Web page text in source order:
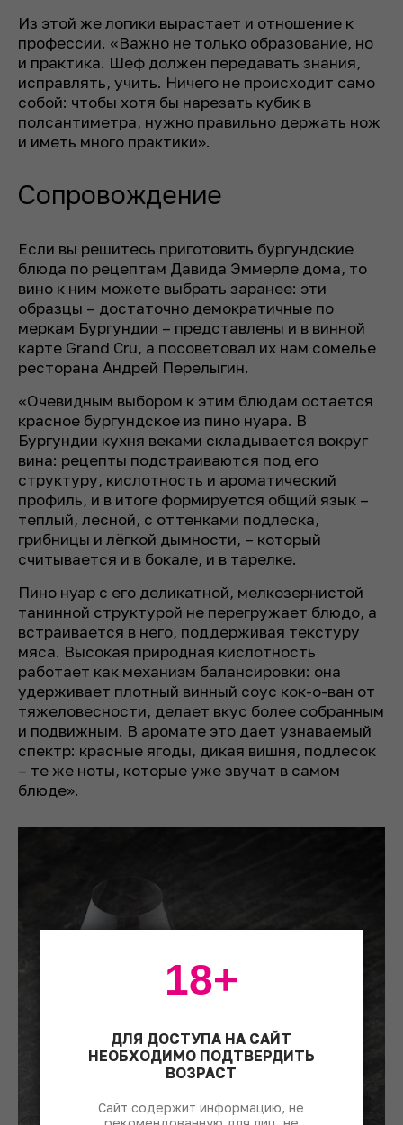
Из этой же логики вырастает и отношение к
профессии. «Важно не только образование, но
и практика. Шеф должен передавать знания,
исправлять, учить. Ничего не происходит само
собой: чтобы хотя бы нарезать кубик в
полсантиметра, нужно правильно держать нож
и иметь много практики».
Сопровождение
Если вы решитесь приготовить бургундские
блюда по рецептам Давида Эммерле дома, то
вино к ним можете выбрать заранее: эти
образцы – достаточно демократичные по
меркам Бургундии – представлены и в винной
карте Grand Cru, а посоветовал их нам сомелье
ресторана Андрей Перелыгин.
«Очевидным выбором к этим блюдам остается
красное бургундское из пино нуара. В
Бургундии кухня веками складывается вокруг
вина: рецепты подстраиваются под его
структуру, кислотность и ароматический
профиль, и в итоге формируется общий язык –
теплый, лесной, с оттенками подлеска,
грибницы и лёгкой дымности, – который
считывается и в бокале, и в тарелке.
Пино нуар с его деликатной, мелкозернистой
танинной структурой не перегружает блюдо, а
встраивается в него, поддерживая текстуру
мяса. Высокая природная кислотность
работает как механизм балансировки: она
удерживает плотный винный соус кок-о-ван от
тяжеловесности, делает вкус более собранным
и подвижным. В аромате это дает узнаваемый
спектр: красные ягоды, дикая вишня, подлесок
– те же ноты, которые уже звучат в самом
блюде».
ДЛЯ ДОСТУПА НА САЙТ
НЕОБХОДИМО ПОДТВЕРДИТЬ
ВОЗРАСТ
Сайт содержит информацию, не
18+